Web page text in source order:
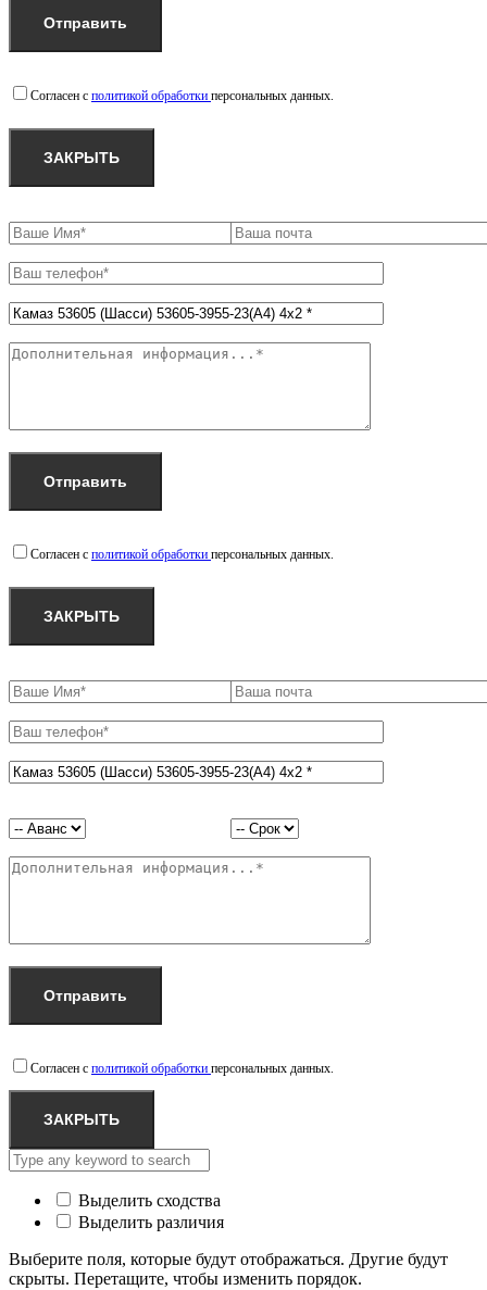
Согласен с политикой обработки персональных данных.
ЗАКРЫТЬ
Согласен с политикой обработки персональных данных.
ЗАКРЫТЬ
Согласен с политикой обработки персональных данных.
ЗАКРЫТЬ
Выделить сходства
Выделить различия
Выберите поля, которые будут отображаться. Другие будут
скрыты. Перетащите, чтобы изменить порядок.